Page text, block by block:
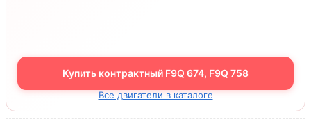
Купить контрактный F9Q 674, F9Q 758
Все двигатели в каталоге